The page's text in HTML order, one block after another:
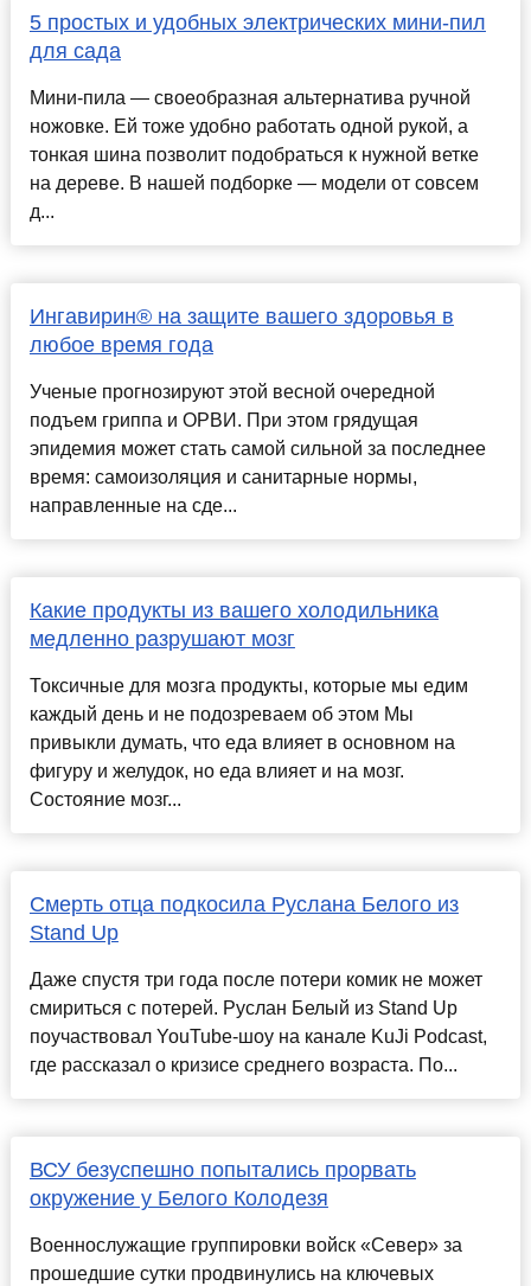
5 простых и удобных электрических мини-пил
для сада
Мини-пила — своеобразная альтернатива ручной
ножовке. Ей тоже удобно работать одной рукой, а
тонкая шина позволит подобраться к нужной ветке
на дереве. В нашей подборке — модели от совсем
д...
Ингавирин® на защите вашего здоровья в
любое время года
Ученые прогнозируют этой весной очередной
подъем гриппа и ОРВИ. При этом грядущая
эпидемия может стать самой сильной за последнее
время: самоизоляция и санитарные нормы,
направленные на сде...
Какие продукты из вашего холодильника
медленно разрушают мозг
Токсичные для мозга продукты, которые мы едим
каждый день и не подозреваем об этом Мы
привыкли думать, что еда влияет в основном на
фигуру и желудок, но еда влияет и на мозг.
Состояние мозг...
Смерть отца подкосила Руслана Белого из
Stand Up
Даже спустя три года после потери комик не может
смириться с потерей. Руслан Белый из Stand Up
поучаствовал YouTube-шоу на канале KuJi Podcast,
где рассказал о кризисе среднего возраста. По...
ВСУ безуспешно попытались прорвать
окружение у Белого Колодезя
Военнослужащие группировки войск «Север» за
прошедшие сутки продвинулись на ключевых